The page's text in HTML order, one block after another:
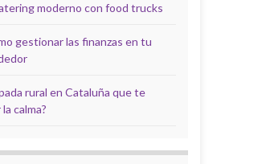
moderno con food trucks
gestionar las finanzas en tu
rural en Cataluña que te
calma?